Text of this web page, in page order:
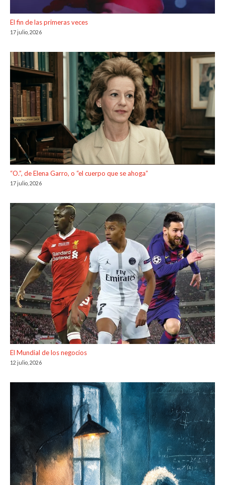
El fin de las primeras veces
17 julio, 2026
“O.”, de Elena Garro, o “el cuerpo que se ahoga”
17 julio, 2026
El Mundial de los negocios
12 julio, 2026